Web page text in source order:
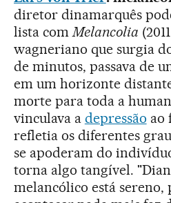
diretor dinamarquês
lista com Melancolia
wagneriano que surgia
de minutos, passava de
em um horizonte
morte para toda a
vinculava a depressão ao
refletia os diferentes
se apoderam do
torna algo tangível.
melancólico está sereno,